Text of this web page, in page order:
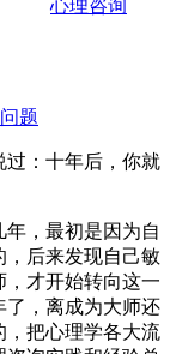
心理咨询
题
过：十年后，你就
，最初是因为自
，后来发现自己敏
才开始转向这一
了，离成为大师还
，把心理学各大流